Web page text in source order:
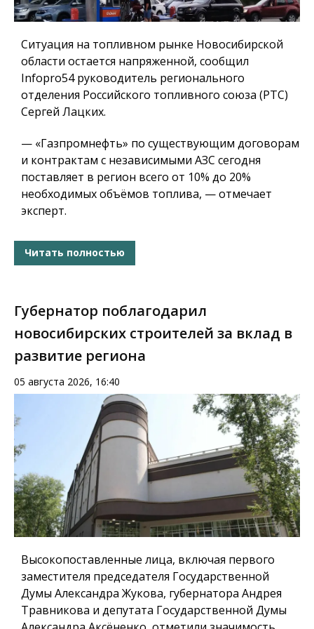
Ситуация на топливном рынке Новосибирской
области остается напряженной, сообщил
Infopro54 руководитель регионального
отделения Российского топливного союза (РТС)
Сергей Лацких.
— «Газпромнефть» по существующим договорам
и контрактам с независимыми АЗС сегодня
поставляет в регион всего от 10% до 20%
необходимых объёмов топлива, — отмечает
эксперт.
Читать полностью
Губернатор поблагодарил
новосибирских строителей за вклад в
развитие региона
05 августа 2026, 16:40
Высокопоставленные лица, включая первого
заместителя председателя Государственной
Думы Александра Жукова, губернатора Андрея
Травникова и депутата Государственной Думы